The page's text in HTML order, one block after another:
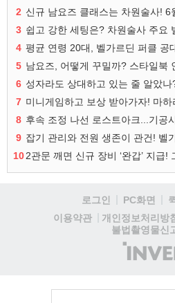
2 신규 남요즈 클래스는 차원술사! 6
3 쉽고 강한 세팅은? 차원술사 주요
4 평균 연령 20대, 벨가르딘 퍼클 공
5 남요즈, 어떻게 꾸밀까? 스타일북
6 성자라도 상대하고 있는 줄 알았
7 미니게임하고 보상 받아가자! 마
8 후속 조정 나선 로스트아크...기공
9
102관문 깨면 신규 장비 ‘완갑’ 지급
로그인 PC화면
이용약관
개인정보처리방
불법촬영물신
(주)
인